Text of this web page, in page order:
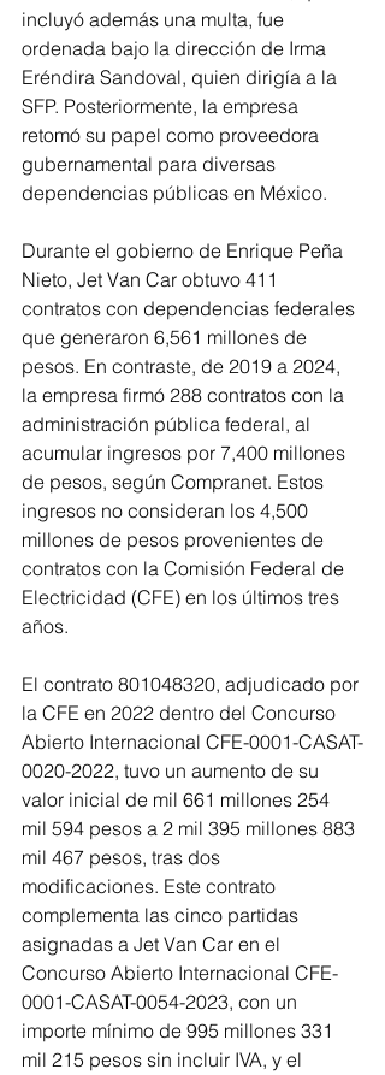
incluyó además una multa, fue
ordenada bajo la dirección de Irma
Eréndira Sandoval, quien dirigía a la
SFP. Posteriormente, la empresa
retomó su papel como proveedora
gubernamental para diversas
dependencias públicas en México.
Durante el gobierno de Enrique Peña
Nieto, Jet Van Car obtuvo 411
contratos con dependencias federales
que generaron 6,561 millones de
pesos. En contraste, de 2019 a 2024,
la empresa firmó 288 contratos con la
administración pública federal, al
acumular ingresos por 7,400 millones
de pesos, según Compranet. Estos
ingresos no consideran los 4,500
millones de pesos provenientes de
contratos con la Comisión Federal de
Electricidad (CFE) en los últimos tres
años.
El contrato 801048320, adjudicado por
la CFE en 2022 dentro del Concurso
Abierto Internacional CFE-0001-CASAT-
0020-2022, tuvo un aumento de su
valor inicial de mil 661 millones 254
mil 594 pesos a 2 mil 395 millones 883
mil 467 pesos, tras dos
modificaciones. Este contrato
complementa las cinco partidas
asignadas a Jet Van Car en el
Concurso Abierto Internacional CFE-
0001-CASAT-0054-2023, con un
importe mínimo de 995 millones 331
mil 215 pesos sin incluir IVA, y el